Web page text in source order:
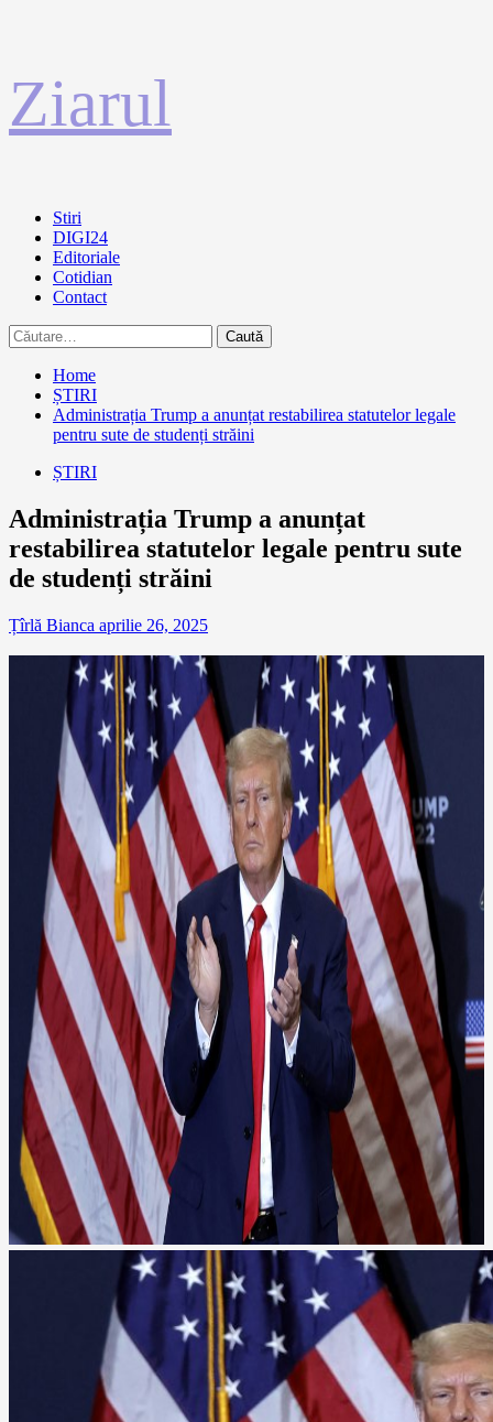
la
conținut
Ziarul
Primary
Menu
Stiri
DIGI24
Editoriale
Cotidian
Contact
Caută
după:
Home
ȘTIRI
Administrația Trump a anunțat restabilirea statutelor legale
pentru sute de studenți străini
ȘTIRI
Administrația Trump a anunțat
restabilirea statutelor legale pentru sute
de studenți străini
Țîrlă Bianca aprilie 26, 2025